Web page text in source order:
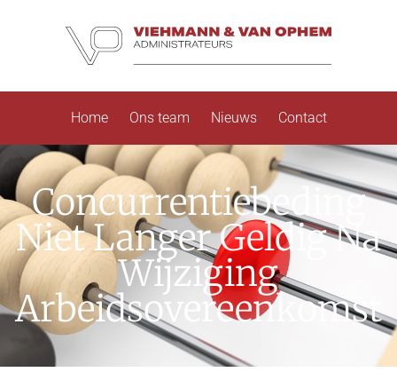
Home Ons team Nieuws Contact
Concurrentiebeding
Niet Langer Geldig Na
Wijziging
Arbeidsovereenkomst